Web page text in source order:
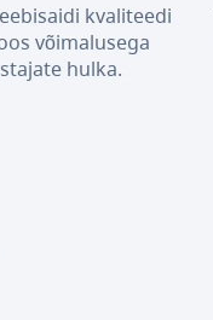
kvaliteedi
võimalusega
hulka.